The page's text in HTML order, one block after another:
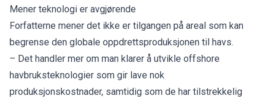
Mener teknologi er avgjørende
Forfatterne mener det ikke er tilgangen på areal som kan
begrense den globale oppdrettsproduksjonen til havs.
– Det handler mer om man klarer å utvikle offshore
havbruksteknologier som gir lave nok
produksjonskostnader, samtidig som de har tilstrekkelig